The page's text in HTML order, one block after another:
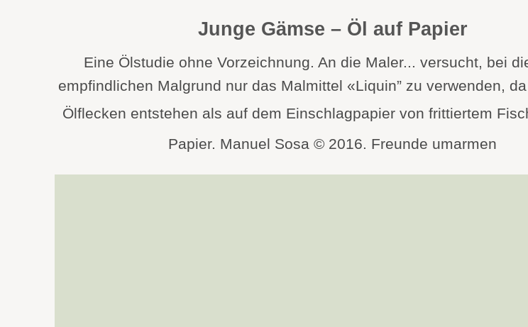
Junge Gämse – Öl auf Papier
Eine Ölstudie ohne Vorzeichnung. An die Maler... versucht, bei
empfindlichen Malgrund nur das Malmittel «Liquin” zu verwenden,
Ölflecken entstehen als auf dem Einschlagpapier von frittiertem
Papier. Manuel Sosa © 2016. Freunde umarmen